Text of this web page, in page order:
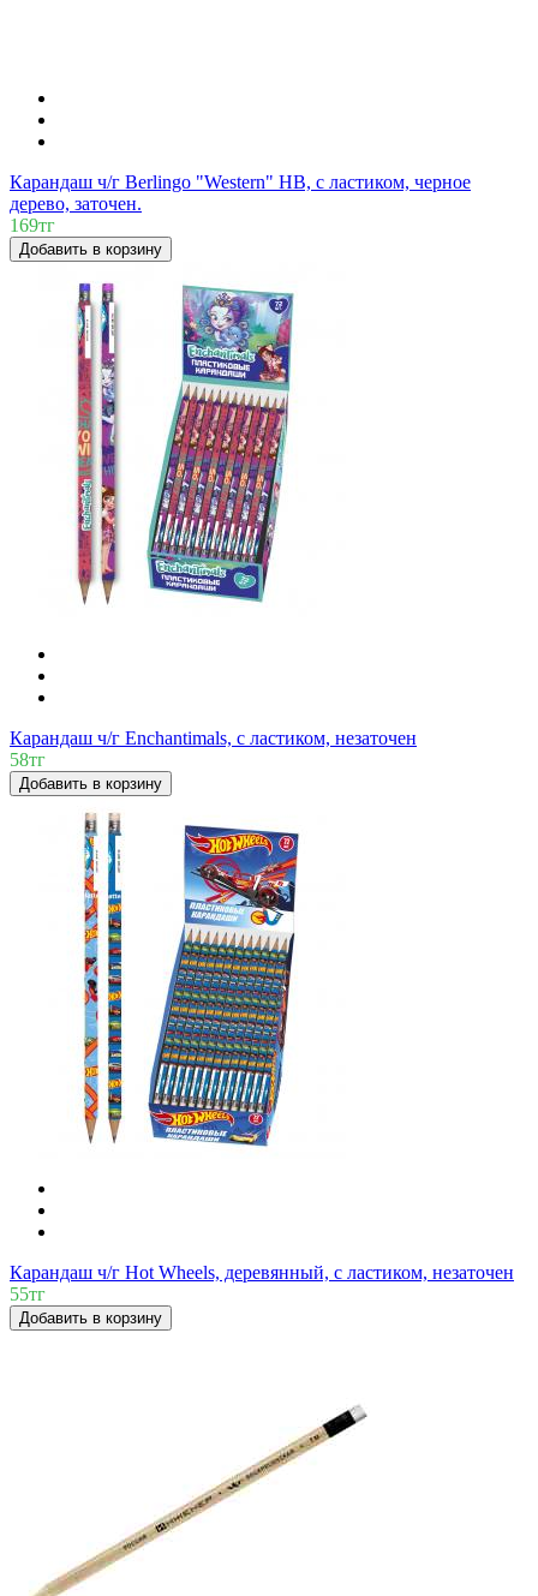
Карандаш ч/г Berlingo "Western" HB, с ластиком, черное
дерево, заточен.
169тг
Добавить в корзину
Карандаш ч/г Enchantimals, с ластиком, незаточен
58тг
Добавить в корзину
Карандаш ч/г Hot Wheels, деревянный, с ластиком, незаточен
55тг
Добавить в корзину